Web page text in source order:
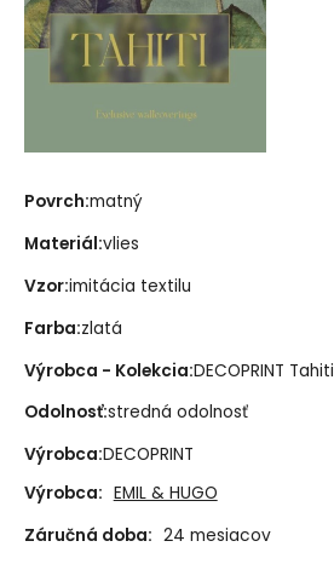
Povrch:matný
Materiál:vlies
Vzor:imitácia textilu
Farba:zlatá
Výrobca - Kolekcia:DECOPRINT Tahiti
Odolnosť:stredná odolnosť
Výrobca:DECOPRINT
Výrobca: EMIL & HUGO
Záručná doba: 24 mesiacov